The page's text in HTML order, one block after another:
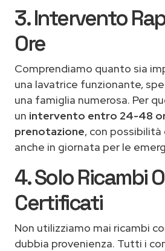
3. Intervento
Ore
Comprendiamo quanto sia
una lavatrice funzionante,
una famiglia numerosa. Per
un intervento entro 24-48
prenotazione, con
anche in giornata per le
4. Solo Ricambi
Certificati
Non utilizziamo mai ricambi
dubbia provenienza. Tutti i